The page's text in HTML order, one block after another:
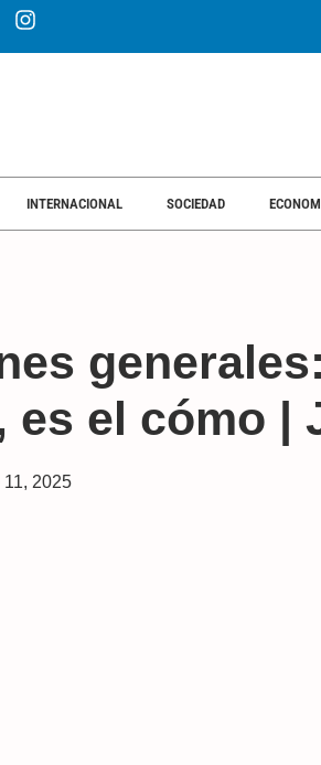
INTERNACIONAL SOCIEDAD
es el cómo |
2025